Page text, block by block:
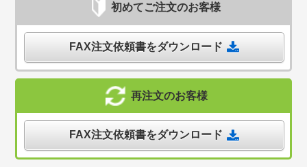
初めてご注文のお客様
FAX注文依頼書をダウンロード
再注文のお客様
FAX注文依頼書をダウンロード